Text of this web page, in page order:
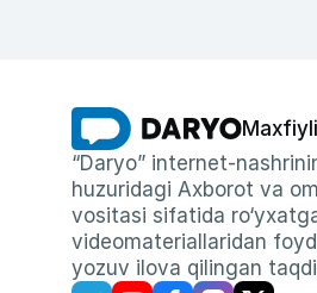
“Daryo” internet-
huzuridagi Axborot va
vositasi sifatida
videomateriallaridan
yozuv ilova qilingan